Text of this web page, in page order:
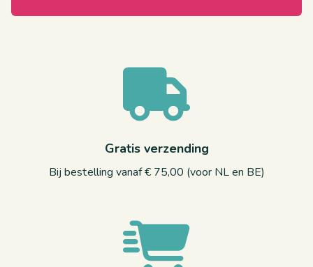
Gratis verzending
Bij bestelling vanaf € 75,00 (voor NL en BE)